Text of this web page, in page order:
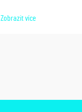
Zobrazit více